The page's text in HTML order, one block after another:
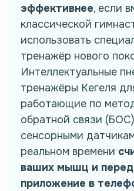
эффективнее, если
классической
использовать
тренажёр нового
Интеллектуальные
тренажёры Кегеля
работающие по
обратной связи
сенсорными
реальном времени
ваших мышц и
приложение в